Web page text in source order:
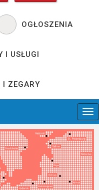
OGŁOSZENIA
I USŁUGI
I ZEGARY